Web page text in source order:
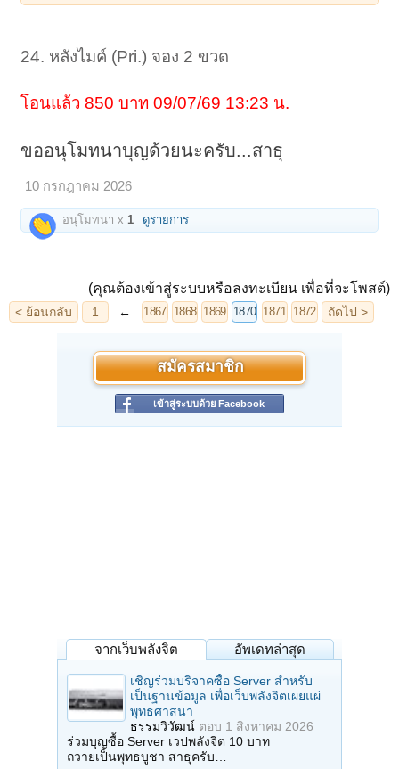
24. หลังไมค์ (Pri.) จอง 2 ขวด
โอนแล้ว 850 บาท 09/07/69 13:23 น.
ขออนุโมทนาบุญด้วยนะครับ...สาธุ
10 กรกฎาคม 2026
อนุโมทนา x 1 ดูรายการ
(คุณต้องเข้าสู่ระบบหรือลงทะเบียน เพื่อที่จะโพสต์)
สมัครสมาชิก
เข้าสู่ระบบด้วย Facebook
จากเว็บพลังจิต อัพเดทล่าสุด
เชิญร่วมบริจาคซื้อ Server สำหรับ
เป็นฐานข้อมูล เพื่อเว็บพลังจิตเผยแผ่
พุทธศาสนา
ธรรมวิวัฒน์ ตอบ 1 สิงหาคม 2026
ร่วมบุญซื้อ Server เวปพลังจิต 10 บาท
ถวายเป็นพุทธบูชา สาธุครับ…